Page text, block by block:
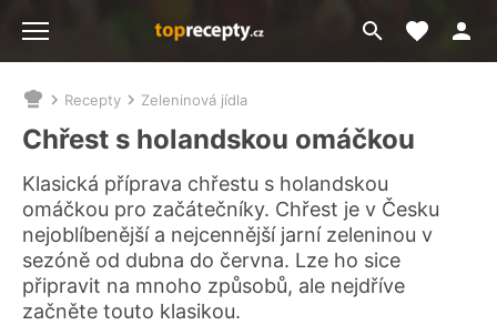
Přejít
na
Moje
Nacházíte
se
zde:
Recepty Zeleninová jídla
Chřest s holandskou omáčkou
Klasická příprava chřestu s holandskou
omáčkou pro začátečníky. Chřest je v Česku
nejoblíbenější a nejcennější jarní zeleninou v
sezóně od dubna do června. Lze ho sice
připravit na mnoho způsobů, ale nejdříve
začněte touto klasikou.